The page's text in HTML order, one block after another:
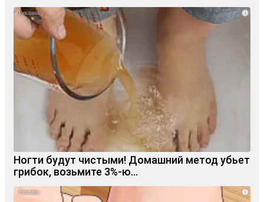
i
Ногти будут чистыми! Домашний метод убьет
грибок, возьмите 3%-ю…
i